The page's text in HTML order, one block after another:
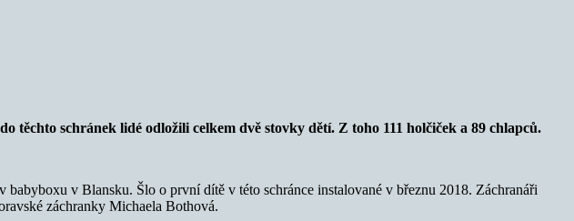
schránek lidé odložili celkem dvě stovky dětí. Z toho 111 holčiček a 89 chlapců.
v Blansku. Šlo o první dítě v této schránce instalované v březnu 2018. Záchranáři
záchranky Michaela Bothová.